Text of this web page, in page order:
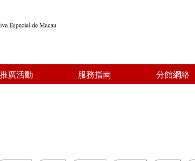
推廣活動 服務指南 分館網絡